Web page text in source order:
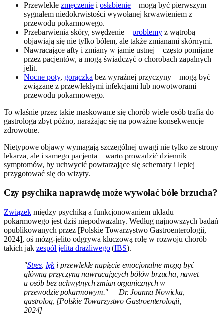
Przewlekłe zmęczenie i osłabienie – mogą być pierwszym
sygnałem niedokrwistości wywołanej krwawieniem z
przewodu pokarmowego.
Przebarwienia skóry, swędzenie – problemy z wątrobą
objawiają się nie tylko bólem, ale także zmianami skórnymi.
Nawracające afty i zmiany w jamie ustnej – często pomijane
przez pacjentów, a mogą świadczyć o chorobach zapalnych
jelit.
Nocne poty, gorączka bez wyraźnej przyczyny – mogą być
związane z przewlekłymi infekcjami lub nowotworami
przewodu pokarmowego.
To właśnie przez takie maskowanie się chorób wiele osób trafia do
gastrologa zbyt późno, narażając się na poważne konsekwencje
zdrowotne.
Nietypowe objawy wymagają szczególnej uwagi nie tylko ze strony
lekarza, ale i samego pacjenta – warto prowadzić dziennik
symptomów, by uchwycić powtarzające się schematy i lepiej
przygotować się do wizyty.
Czy psychika naprawdę może wywołać bóle brzucha?
Związek między psychiką a funkcjonowaniem układu
pokarmowego jest dziś niepodważalny. Według najnowszych badań
opublikowanych przez [Polskie Towarzystwo Gastroenterologii,
2024], oś mózg-jelito odgrywa kluczową rolę w rozwoju chorób
takich jak zespół jelita drażliwego (IBS).
"Stres lęki przewlekłe napięcie emocjonalne mogą być
główną przyczyną nawracających bólów brzucha, nawet
u osób bez uchwytnych zmian organicznych w
przewodzie pokarmowym." — Dr. Joanna Nowicka,
gastrolog, [Polskie Towarzystwo Gastroenterologii,
2024]